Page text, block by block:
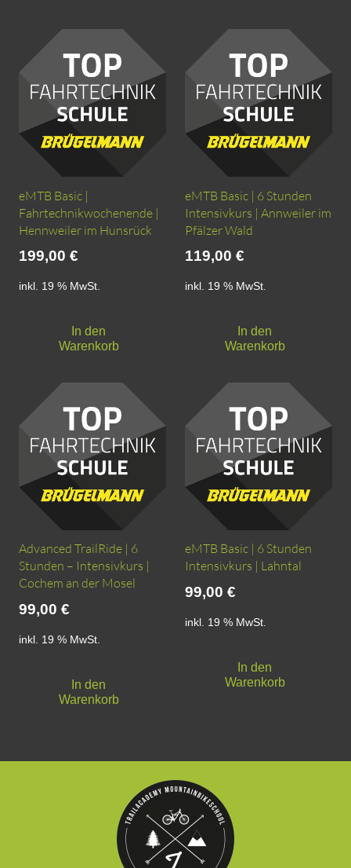
eMTB Basic |
Fahrtechnikwochenende |
Hennweiler im Hunsrück
199,00 €
inkl. 19 % MwSt.
In den
Warenkorb
eMTB Basic | 6 Stunden
Intensivkurs | Annweiler im
Pfälzer Wald
119,00 €
inkl. 19 % MwSt.
In den
Warenkorb
Advanced TrailRide | 6
Stunden – Intensivkurs |
Cochem an der Mosel
99,00 €
inkl. 19 % MwSt.
In den
Warenkorb
eMTB Basic | 6 Stunden
Intensivkurs | Lahntal
99,00 €
inkl. 19 % MwSt.
In den
Warenkorb